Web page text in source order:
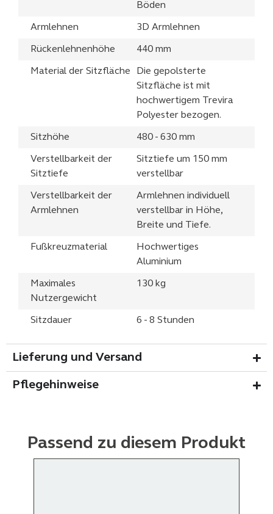
Böden
Armlehnen 3D Armlehnen
Rückenlehnenhöhe 440 mm
Material der Sitzfläche
Die gepolsterte
Sitzfläche ist mit
hochwertigem Trevira
Polyester bezogen.
Sitzhöhe 480 - 630 mm
Verstellbarkeit der
Sitztiefe
Sitztiefe um 150 mm
verstellbar
Verstellbarkeit der
Armlehnen
Armlehnen individuell
verstellbar in Höhe,
Breite und Tiefe.
Fußkreuzmaterial
Hochwertiges
Aluminium
Maximales
Nutzergewicht
130 kg
Sitzdauer 6 - 8 Stunden
Lieferung und Versand
Pflegehinweise
Passend zu diesem Produkt